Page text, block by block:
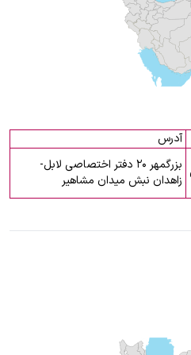
آدرس
بزرگمهر ۲۰ دفتر اختصاصی لابل-
زاهدان نبش میدان مشاهیر